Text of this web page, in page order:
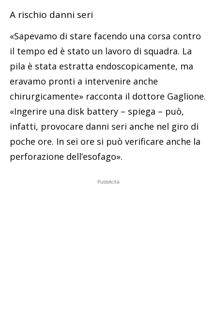
A rischio danni seri
«Sapevamo di stare facendo una corsa contro
il tempo ed è stato un lavoro di squadra. La
pila è stata estratta endoscopicamente, ma
eravamo pronti a intervenire anche
chirurgicamente» racconta il dottore Gaglione.
«Ingerire una disk battery – spiega – può,
infatti, provocare danni seri anche nel giro di
poche ore. In sei ore si può verificare anche la
perforazione dell’esofago».
Pubblicità